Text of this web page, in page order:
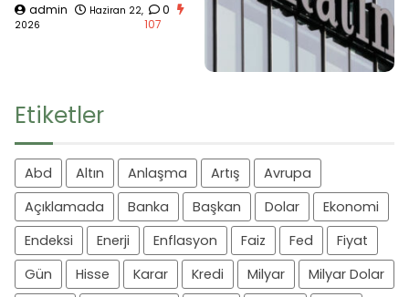
admin
Haziran 22,
2026
0
107
Etiketler
Abd Altın Anlaşma Artış
Avrupa
Açıklamada
Banka Başkan Dolar
Ekonomi
Endeksi
Enerji Enflasyon Faiz Fed
Fiyat
Gün
Hisse Karar Kredi Milyar Milyar Dolar